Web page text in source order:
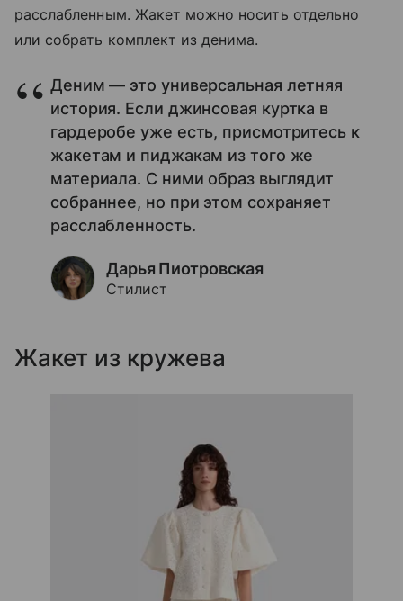
расслабленным. Жакет можно носить отдельно
или собрать комплект из денима.
Деним — это универсальная летняя
история. Если джинсовая куртка в
гардеробе уже есть, присмотритесь к
жакетам и пиджакам из того же
материала. С ними образ выглядит
собраннее, но при этом сохраняет
расслабленность.
Дарья Пиотровская
Стилист
Жакет из кружева